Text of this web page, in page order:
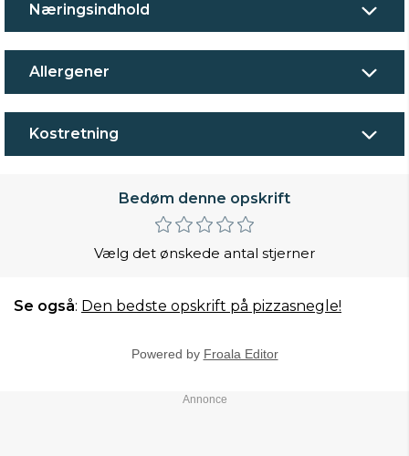
Næringsindhold
Allergener
Kostretning
Bedøm denne opskrift
Vælg det ønskede antal stjerner
Se også: Den bedste opskrift på pizzasnegle!
Powered by Froala Editor